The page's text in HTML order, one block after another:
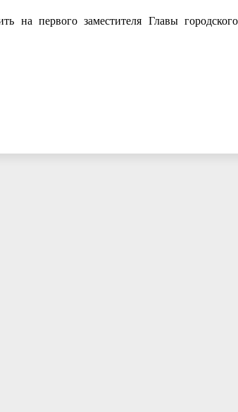
на первого заместителя Главы